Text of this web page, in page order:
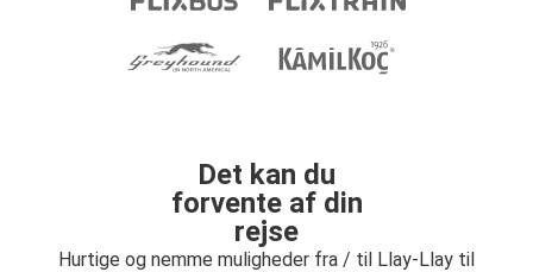
Det kan du
forvente af din
rejse
Hurtige og nemme muligheder fra / til Llay-Llay til